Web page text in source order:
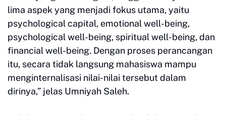
lima aspek yang menjadi fokus utama, yaitu
psychological capital, emotional well-being,
psychological well-being, spiritual well-being, dan
financial well-being. Dengan proses perancangan
itu, secara tidak langsung mahasiswa mampu
menginternalisasi nilai-nilai tersebut dalam
dirinya,” jelas Umniyah Saleh.